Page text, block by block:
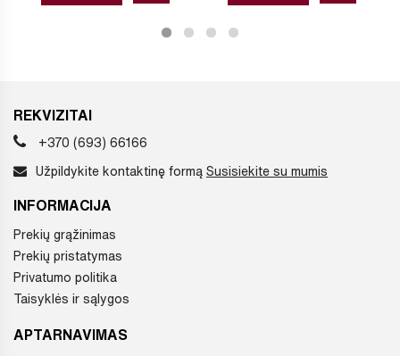
REKVIZITAI
+370 (693) 66166
Užpildykite kontaktinę formą Susisiekite su mumis
INFORMACIJA
Prekių grąžinimas
Prekių pristatymas
Privatumo politika
Taisyklės ir sąlygos
APTARNAVIMAS